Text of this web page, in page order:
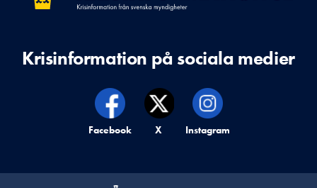
Krisinformation på sociala medier
Krisinformation på,
Facebook Krisinformation på,
X Krisinformation på,
Instagram